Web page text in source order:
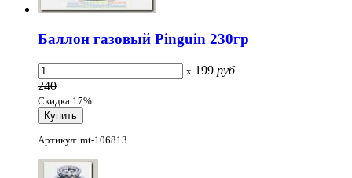
Баллон газовый Pinguin 230гр
x 199 руб
240
Скидка 17%
Артикул: mt-106813